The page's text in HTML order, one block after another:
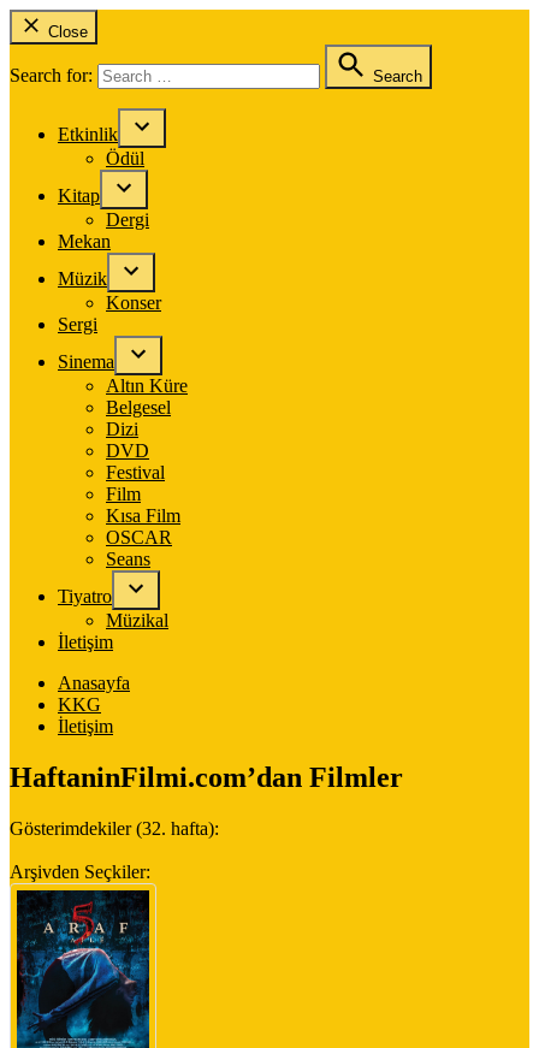
Close
Search for: Search
Etkinlik
Ödül
Kitap
Dergi
Mekan
Müzik
Konser
Sergi
Sinema
Altın Küre
Belgesel
Dizi
DVD
Festival
Film
Kısa Film
OSCAR
Seans
Tiyatro
Müzikal
İletişim
Anasayfa
KKG
İletişim
HaftaninFilmi.com’dan Filmler
Gösterimdekiler (32. hafta):
Arşivden Seçkiler: